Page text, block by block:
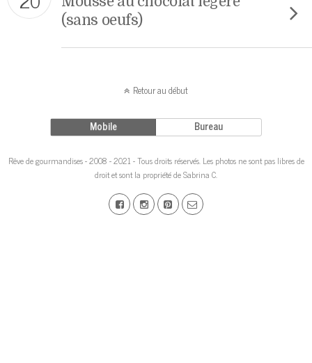
(sans oeufs)
Retour au début
Mobile Bureau
Rêve de gourmandises - 2008 - 2021 - Tous droits réservés. Les photos ne sont pas libres de
droit et sont la propriété de Sabrina C.